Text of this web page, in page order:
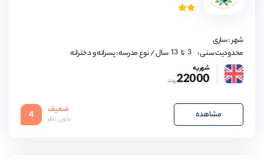
شهر : ساری
محدودیت سنی :
6,
7,
9,
12,
تا 13 سال/ نوع مدرسه : پسرانه و دخترانه
شهریه
22000پوند
مشاهده 4 ضعیف
بدون نظر